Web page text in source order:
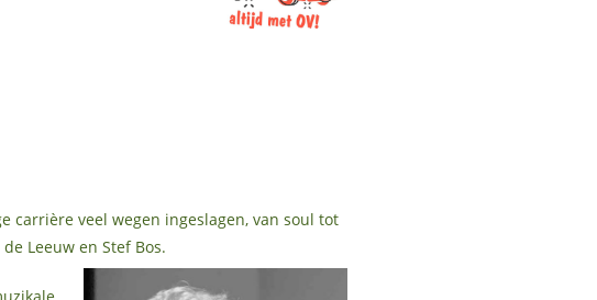
carrière veel wegen ingeslagen, van soul tot
Leeuw en Stef Bos.